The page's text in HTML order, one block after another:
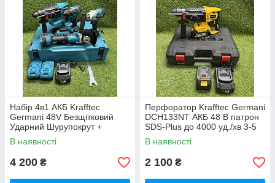
Набір 4в1 АКБ Krafftec
Germani 48V Безщітковий
Ударний Шурупокрут +
Перфоратор + Болгарка +
Гайковерт Набір 4в1
Німеччина Синій
В наявності
4 200 ₴
Перфоратор Krafftec Germani
DCH133NT АКБ 48 В патрон
SDS-Plus до 4000 уд./хв 3-5
Дж
В наявності
2 100 ₴